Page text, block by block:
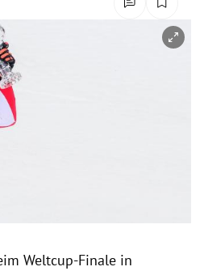
Weltcup-Finale in